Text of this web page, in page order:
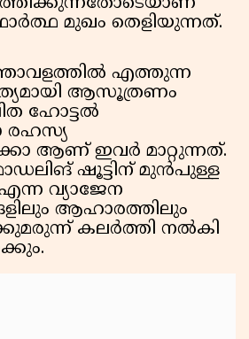
മുഖം തെളിയുന്നത്.
എത്തുന്ന
ആസൂത്രണം
ഹോട്ടൽ
രഹസ്യ
ആണ് ഇവർ മാറ്റുന്നത്.
ഷൂട്ടിന് മുൻപുള്ള
വ്യാജേന
ആഹാരത്തിലും
കലർത്തി നൽകി